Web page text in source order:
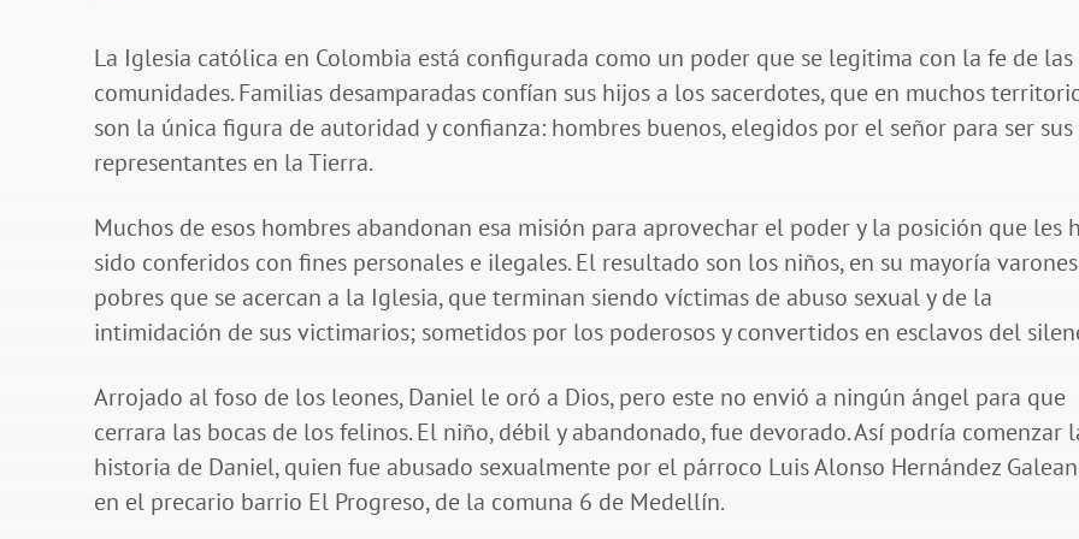
La Iglesia católica en Colombia está configurada como un poder que se legitima con la fe de las
comunidades. Familias desamparadas confían sus hijos a los sacerdotes, que en muchos
son la única figura de autoridad y confianza: hombres buenos, elegidos por el señor para ser sus
representantes en la Tierra.
Muchos de esos hombres abandonan esa misión para aprovechar el poder y la posición que les
sido conferidos con fines personales e ilegales. El resultado son los niños, en su mayoría varones
pobres que se acercan a la Iglesia, que terminan siendo víctimas de abuso sexual y de la
intimidación de sus victimarios; sometidos por los poderosos y convertidos en esclavos del
Arrojado al foso de los leones, Daniel le oró a Dios, pero este no envió a ningún ángel para que
cerrara las bocas de los felinos. El niño, débil y abandonado, fue devorado. Así podría comenzar
historia de Daniel, quien fue abusado sexualmente por el párroco Luis Alonso Hernández
en el precario barrio El Progreso, de la comuna 6 de Medellín.